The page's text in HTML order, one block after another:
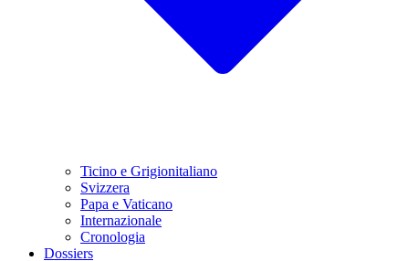
Ticino e Grigionitaliano
Svizzera
Papa e Vaticano
Internazionale
Cronologia
Dossiers